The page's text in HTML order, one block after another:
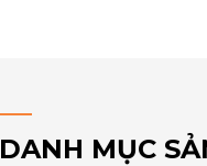
DANH MỤC